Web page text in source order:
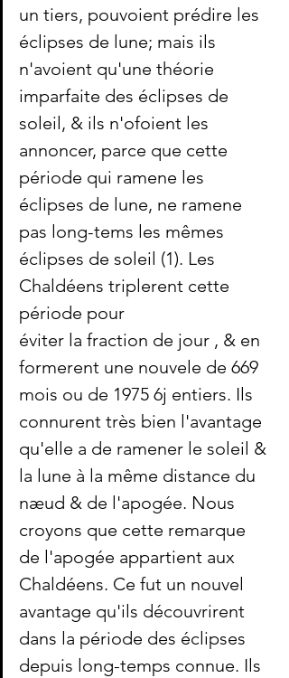
un tiers, pouvoient prédire les
éclipses de lune; mais ils
n'avoient qu'une théorie
imparfaite des éclipses de
soleil, & ils n'ofoient les
annoncer, parce que cette
période qui ramene les
éclipses de lune, ne ramene
pas long-tems les mêmes
éclipses de soleil (1). Les
Chaldéens triplerent cette
période pour
éviter la fraction de jour , & en
formerent une nouvele de 669
mois ou de 1975 6j entiers. Ils
connurent très bien l'avantage
qu'elle a de ramener le soleil &
la lune à la même distance du
næud & de l'apogée. Nous
croyons que cette remarque
de l'apogée appartient aux
Chaldéens. Ce fut un nouvel
avantage qu'ils découvrirent
dans la période des éclipses
depuis long-temps connue. Ils